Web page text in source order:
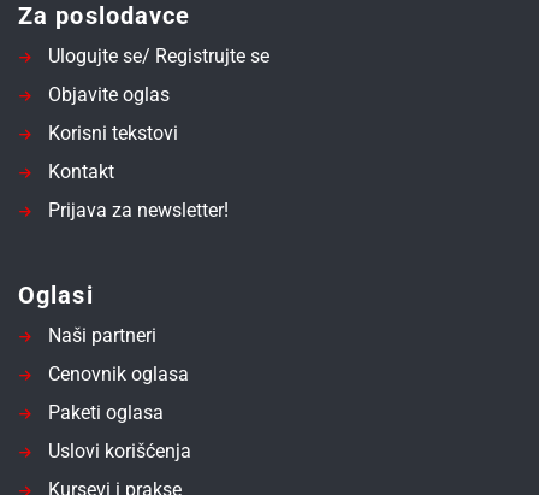
Za poslodavce
Ulogujte se/ Registrujte se
Objavite oglas
Korisni tekstovi
Kontakt
Prijava za newsletter!
Oglasi
Naši partneri
Cenovnik oglasa
Paketi oglasa
Uslovi korišćenja
Kursevi i prakse